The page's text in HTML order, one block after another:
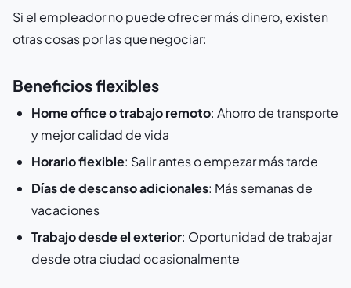
Si el empleador no puede ofrecer más dinero, existen
otras cosas por las que negociar:
Beneficios flexibles
Home office o trabajo remoto: Ahorro de transporte
y mejor calidad de vida
Horario flexible: Salir antes o empezar más tarde
Días de descanso adicionales: Más semanas de
vacaciones
Trabajo desde el exterior: Oportunidad de trabajar
desde otra ciudad ocasionalmente